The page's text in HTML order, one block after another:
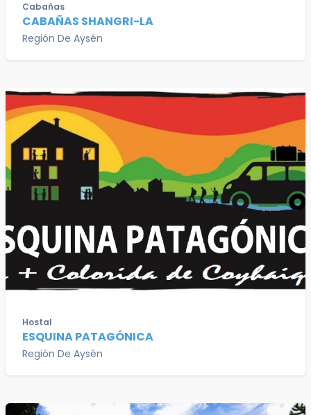
Cabañas
CABAÑAS SHANGRI-LA
Región De Aysén
Hostal
ESQUINA PATAGÓNICA
Región De Aysén